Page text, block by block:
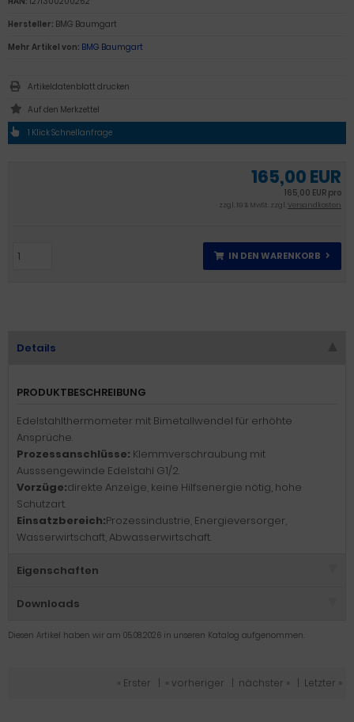
165,00 EUR
165,00 EUR pro
zzgl. 19 % MwSt. zzgl.Versandkosten
IN DEN WARENKORB
Hersteller: BMG Baumgart
Mehr Artikel von: BMG Baumgart
Artikeldatenblatt drucken
1 Klick Schnellanfrage
Details
PRODUKTBESCHREIBUNG
Edelstahlthermometer mit Bimetallwendel für erhöhte
Ansprüche.
Prozessanschlüsse: Klemmverschraubung mit
Ausssengewinde Edelstahl G1/2.
Vorzüge:direkte Anzeige, keine Hilfsenergie nötig, hohe
Schutzart.
Einsatzbereich:Prozessindustrie, Energieversorger,
Wasserwirtschaft, Abwasserwirtschaft.
Eigenschaften
Downloads
Diesen Artikel haben wir am 05.08.2026 in unseren Katalog aufgenommen.
« Erster « vorheriger nächster » Letzter »